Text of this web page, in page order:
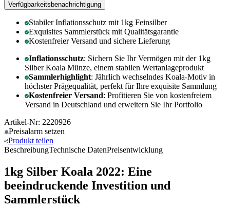
Verfügbarkeitsbenachrichtigung
Stabiler Inflationsschutz mit 1kg Feinsilber
Exquisites Sammlerstück mit Qualitätsgarantie
Kostenfreier Versand und sichere Lieferung
Inflationsschutz: Sichern Sie Ihr Vermögen mit der 1kg
Silber Koala Münze, einem stabilen Wertanlageprodukt
Sammlerhighlight: Jährlich wechselndes Koala-Motiv in
höchster Prägequalität, perfekt für Ihre exquisite Sammlung
Kostenfreier Versand: Profitieren Sie von kostenfreiem
Versand in Deutschland und erweitern Sie Ihr Portfolio
Artikel-Nr: 2220926
Preisalarm setzen
Produkt teilen
BeschreibungTechnische DatenPreisentwicklung
1kg Silber Koala 2022: Eine
beeindruckende Investition und
Sammlerstück